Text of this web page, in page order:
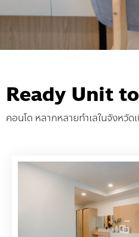
Ready Unit
คอนโด หลากหลายทำเลในจังหวัด